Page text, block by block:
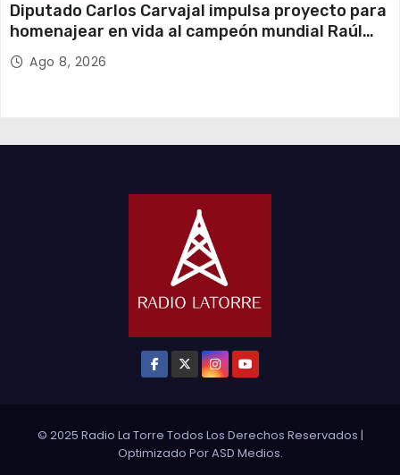
Diputado Carlos Carvajal impulsa proyecto para
homenajear en vida al campeón mundial Raúl
Choque
Ago 8, 2026
© 2025 Radio La Torre Todos Los Derechos Reservados |
Optimizado PorASD Medios.